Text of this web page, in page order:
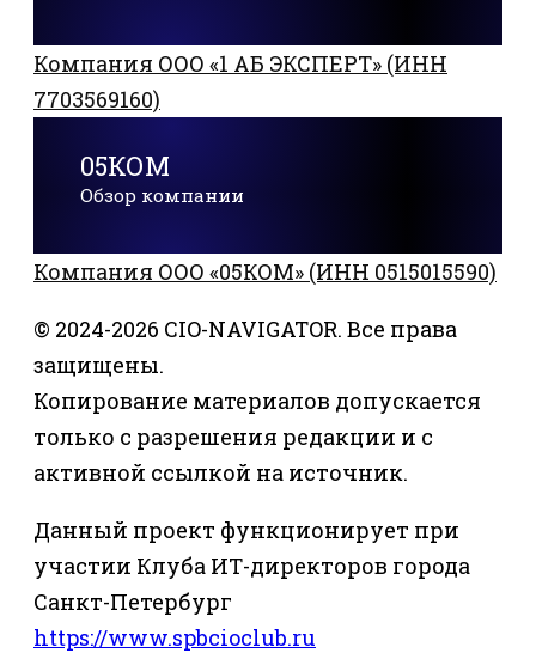
Компания ООО «1 АБ ЭКСПЕРТ» (ИНН
7703569160)
05КОМ
Обзор компании
Компания ООО «05КОМ» (ИНН 0515015590)
© 2024-2026 CIO-NAVIGATOR. Все права
защищены.
Копирование материалов допускается
только с разрешения редакции и с
активной ссылкой на источник.
Данный проект функционирует при
участии Клуба ИТ-директоров города
Санкт-Петербург
https://www.spbcioclub.ru